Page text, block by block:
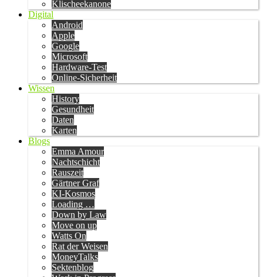
Klischeekanone
Digital
Android
Apple
Google
Microsoft
Hardware-Test
Online-Sicherheit
Wissen
History
Gesundheit
Daten
Karten
Blogs
Emma Amour
Nachtschicht
Rauszeit
Gärtner Graf
KI-Kosmos
Loading …
Down by Law
Move on up
Watts On
Rat der Weisen
MoneyTalks
Sektenblog